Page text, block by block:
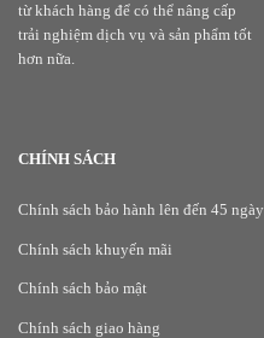
từ khách hàng để có thể nâng cấp
trải nghiệm dịch vụ và sản phẩm tốt
hơn nữa.
CHÍNH SÁCH
Chính sách bảo hành lên đến 45 ngày
Chính sách khuyến mãi
Chính sách bảo mật
Chính sách giao hàng